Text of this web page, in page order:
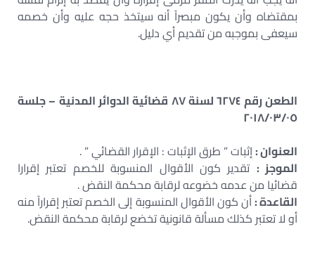
بمقتضاه وأن يكون مبصراً أنه سيتخذ حجه عليه وأن خصمه
سيعفى بموجبه من تقديم أي دليل.
الطعن رقم ٦٢٧٤ لسنة ٨٧ قضائية الدوائر المدنية – جلسة
٢٠١٨/٠٣/٠٥
العنوان :إثبات ” طرق الإثبات : الإقرار القضائي ” .
الموجز : تقدير كون الأقوال المنسوبة للخصم تعتبر إقرارا
قضائيا من عدمه خضوعه لرقابة محكمة النقض .
القاعدة :أن كون الأقوال المنسوبة إلى الخصم تعتبر إقراراً منه
أو لا تعتبر كذلك مسألة قانونية تخضع لرقابة محكمة النقض.